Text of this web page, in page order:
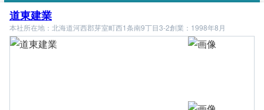
道東建業
本社所在地：北海道河西郡芽室町西1条南9丁目3-2創業：1998年8月